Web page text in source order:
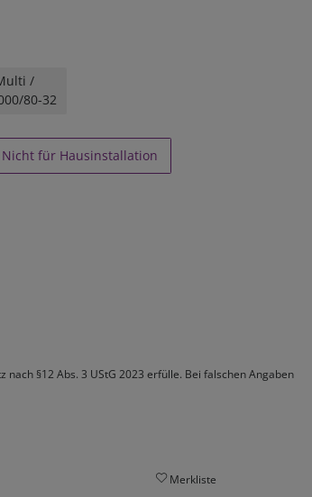
/
80-32
Nicht für Hausinstallation
§12 Abs. 3 UStG 2023 erfülle. Bei falschen Angaben
Merkliste